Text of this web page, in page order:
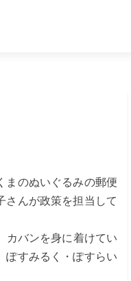
まのぬいぐるみの郵便
さんが政策を担当して
カバンを身に着けてい
ぽすみるく・ぽすらい